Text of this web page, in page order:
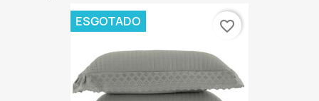
ESGOTADO favorite_border